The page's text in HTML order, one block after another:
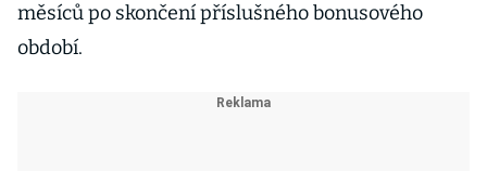
měsíců po skončení příslušného bonusového
období.